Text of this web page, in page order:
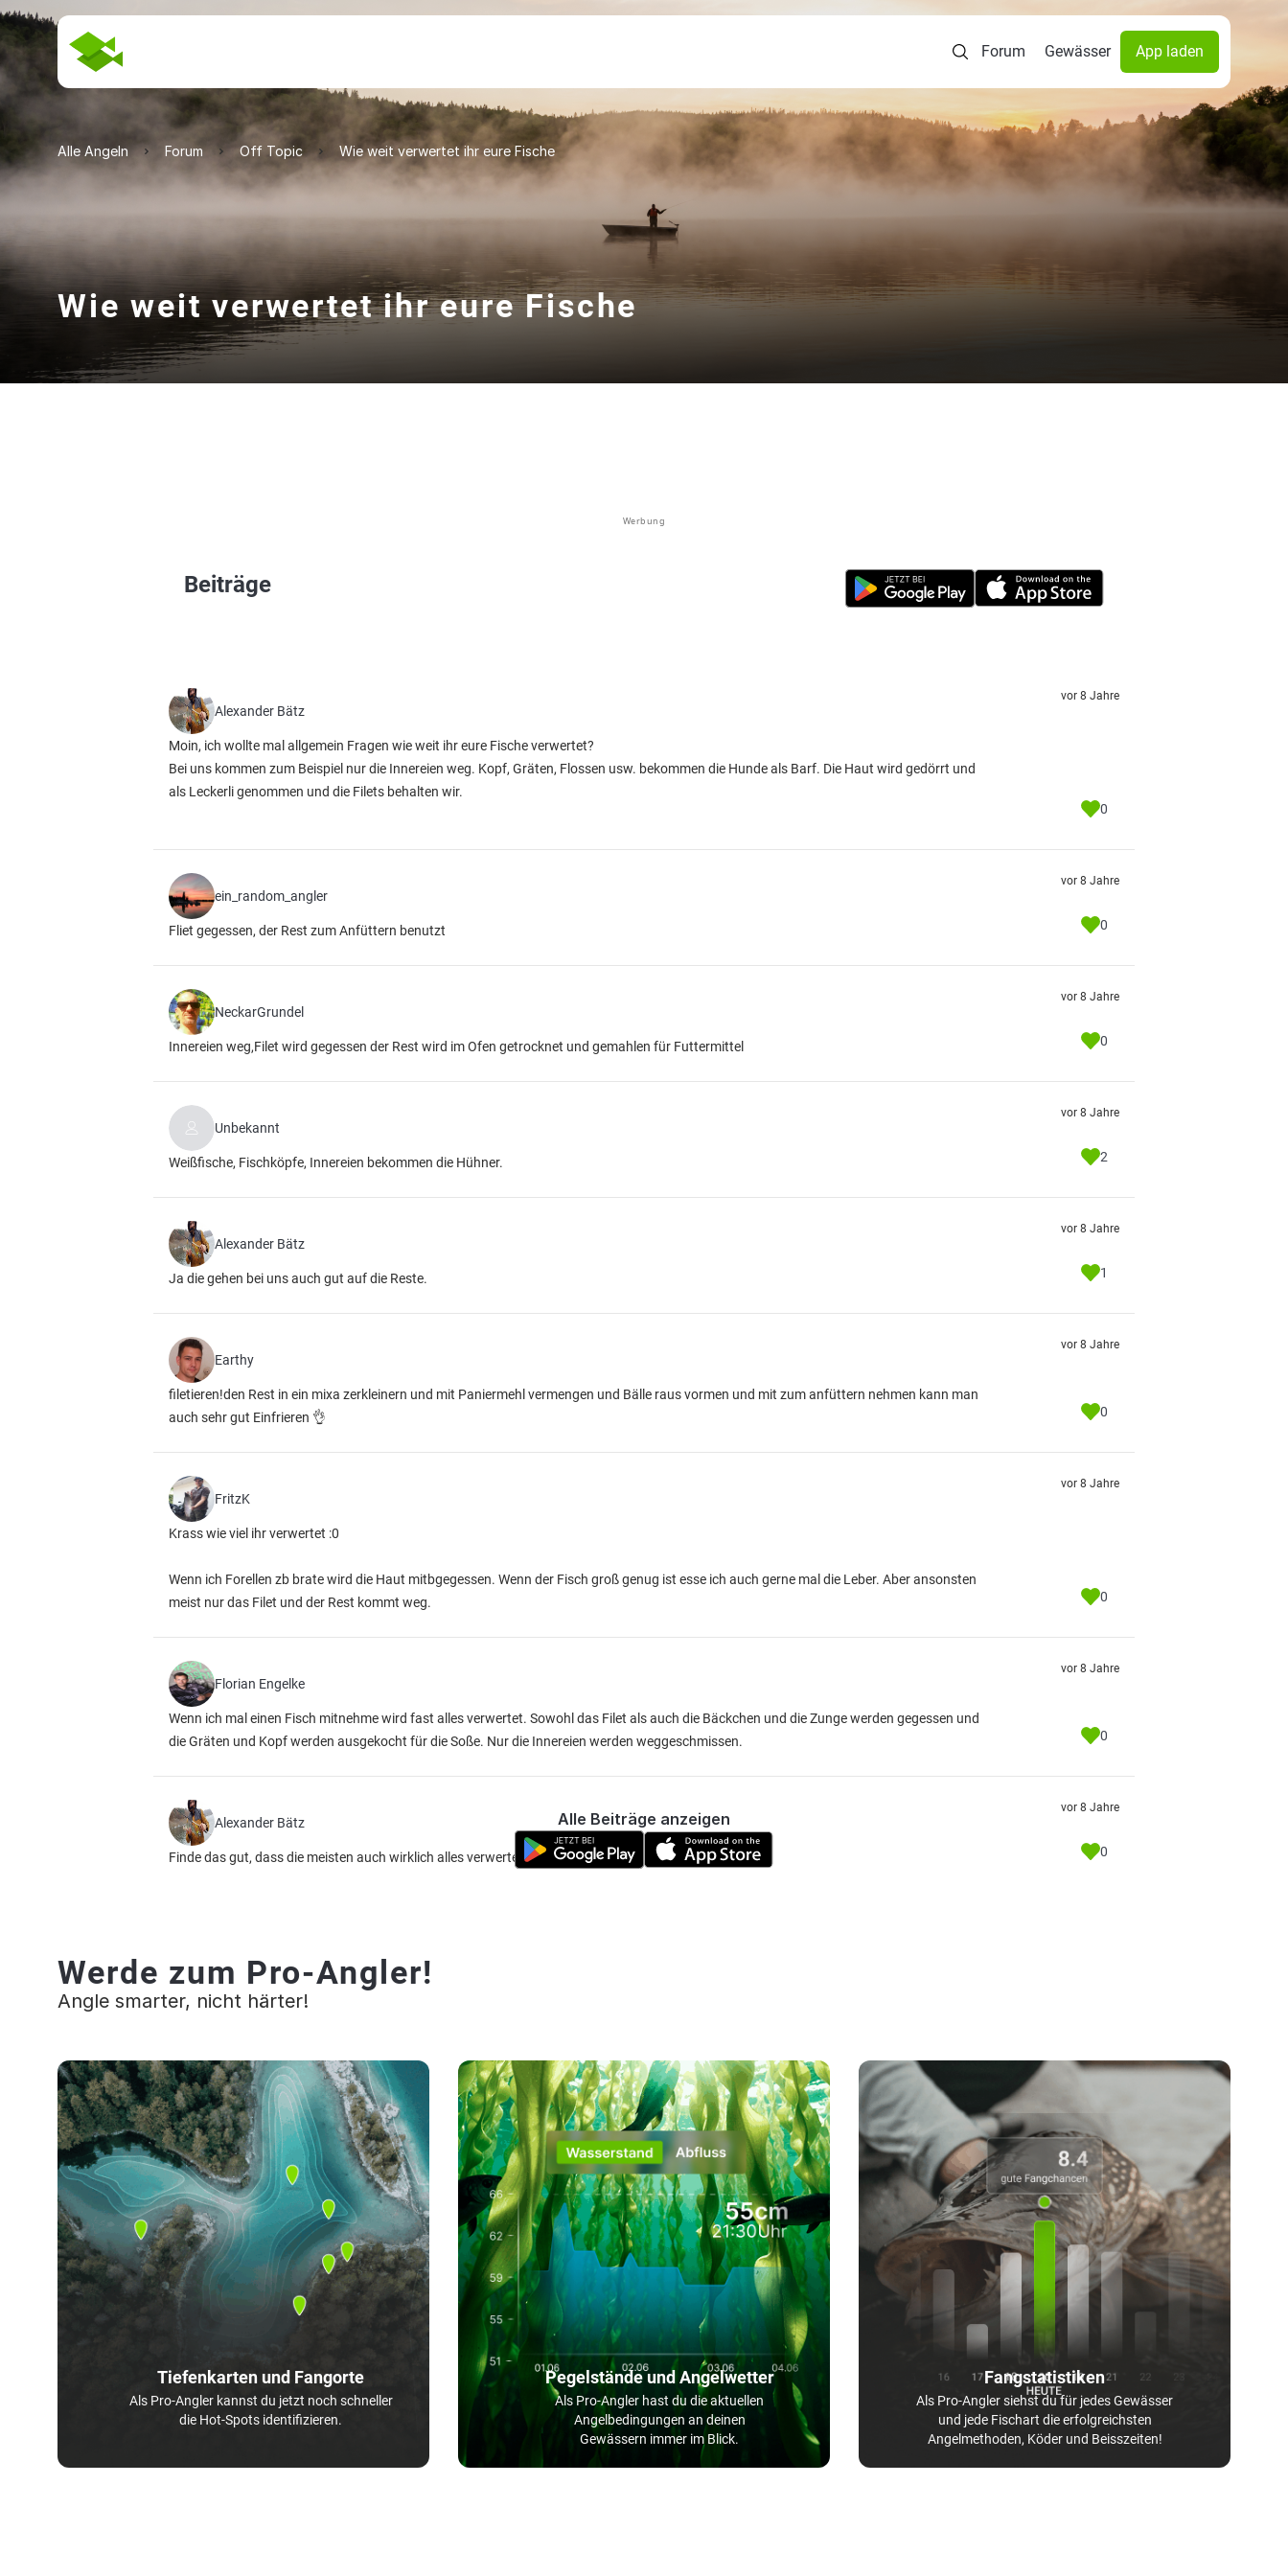
Forum Gewässer App laden
Alle Angeln Forum Off Topic Wie weit verwertet ihr eure Fische
Wie weit verwertet ihr eure Fische
Werbung
Beiträge
Alexander Bätz
Moin, ich wollte mal allgemein Fragen wie weit ihr eure Fische verwertet?
Bei uns kommen zum Beispiel nur die Innereien weg. Kopf, Gräten, Flossen usw. bekommen die Hunde als Barf. Die Haut wird gedörrt und
als Leckerli genommen und die Filets behalten wir.
vor 8 Jahre
0
ein_random_angler
Fliet gegessen, der Rest zum Anfüttern benutzt
vor 8 Jahre
0
NeckarGrundel
Innereien weg,Filet wird gegessen der Rest wird im Ofen getrocknet und gemahlen für Futtermittel
vor 8 Jahre
0
Unbekannt
Weißfische, Fischköpfe, Innereien bekommen die Hühner.
vor 8 Jahre
2
Alexander Bätz
Ja die gehen bei uns auch gut auf die Reste.
vor 8 Jahre
1
Earthy
filetieren!den Rest in ein mixa zerkleinern und mit Paniermehl vermengen und Bälle raus vormen und mit zum anfüttern nehmen kann man
auch sehr gut Einfrieren 👌
vor 8 Jahre
0
FritzK
Krass wie viel ihr verwertet :0
Wenn ich Forellen zb brate wird die Haut mitbgegessen. Wenn der Fisch groß genug ist esse ich auch gerne mal die Leber. Aber ansonsten
meist nur das Filet und der Rest kommt weg.
vor 8 Jahre
0
Florian Engelke
Wenn ich mal einen Fisch mitnehme wird fast alles verwertet. Sowohl das Filet als auch die Bäckchen und die Zunge werden gegessen und
die Gräten und Kopf werden ausgekocht für die Soße. Nur die Innereien werden weggeschmissen.
vor 8 Jahre
0
Alexander Bätz
Finde das gut, dass die meisten auch wirklich alles verwerten was dran ist.
vor 8 Jahre
0
Alle Beiträge anzeigen
Werde zum Pro-Angler!
Angle smarter, nicht härter!
Tiefenkarten und Fangorte
Als Pro-Angler kannst du jetzt noch schneller
die Hot-Spots identifizieren.
Pegelstände und Angelwetter
Als Pro-Angler hast du die aktuellen
Angelbedingungen an deinen
Gewässern immer im Blick.
Fangstatistiken
Als Pro-Angler siehst du für jedes Gewässer
und jede Fischart die erfolgreichsten
Angelmethoden, Köder und Beisszeiten!